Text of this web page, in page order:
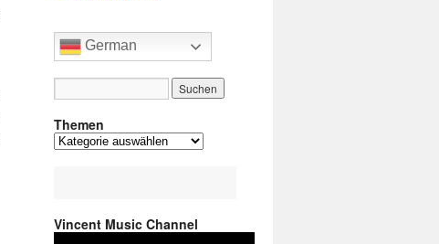
German
Themen
Vincent Music Channel